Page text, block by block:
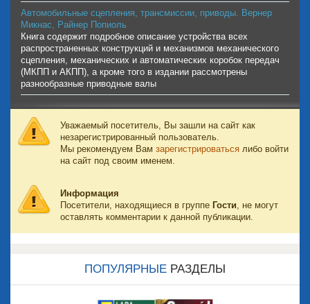
Автомобильные сцепления, трансмиссии, приводы. Вернер
Микнас, Райнер Попиоль
Книга содержит подробное описание устройства всех
распространенных конструкций и механизмов механического
сцепления, механических и автоматических коробок передач
(МКПП и АКПП), а кроме того в издании рассмотрены
разнообразные приводные валы
Уважаемый посетитель, Вы зашли на сайт как
незарегистрированный пользователь.
Мы рекомендуем Вам зарегистрироваться либо войти
на сайт под своим именем.
Информация
Посетители, находящиеся в группе Гости, не могут
оставлять комментарии к данной публикации.
ПОПУЛЯРНЫЕ РАЗДЕЛЫ